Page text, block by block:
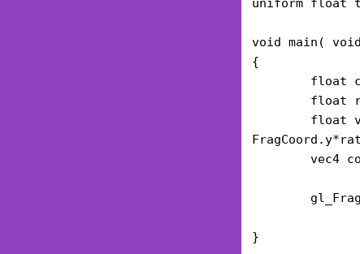
uniform float
void main(
{
float
float
float
FragCoord.y*rat
vec4
}